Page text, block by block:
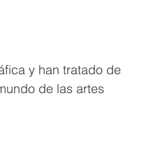
y han tratado de
de las artes